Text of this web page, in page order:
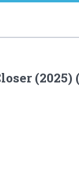
(2025)